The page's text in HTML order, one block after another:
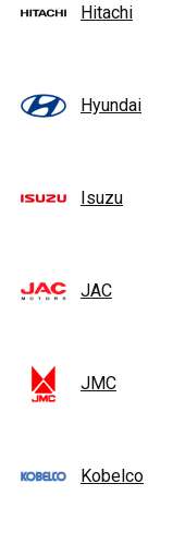
Hitachi
Hyundai
Isuzu
JAC
JMC
Kobelco